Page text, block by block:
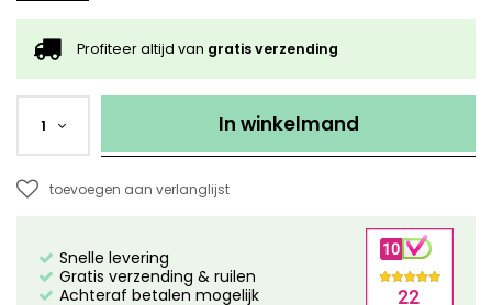
Profiteer altijd van gratis verzending
1 In winkelmand
toevoegen aan verlanglijst
Snelle levering
Gratis verzending & ruilen
Achteraf betalen mogelijk